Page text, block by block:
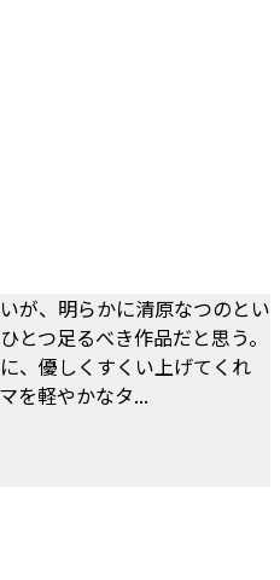
が、明らかに清原なつのとい
とつ足るべき作品だと思う。
、優しくすくい上げてくれ
を軽やかなタ...